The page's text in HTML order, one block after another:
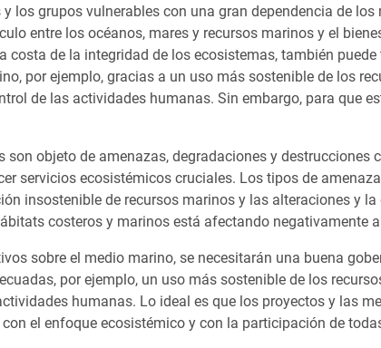
los grupos vulnerables con una gran dependencia de
entre los océanos, mares y recursos marinos y el
costa de la integridad de los ecosistemas, también
por ejemplo, gracias a un uso más sostenible de los
de las actividades humanas. Sin embargo, para que
objeto de amenazas, degradaciones y
servicios ecosistémicos cruciales. Los tipos de
insostenible de recursos marinos y las alteraciones y
costeros y marinos está afectando negativamente
sobre el medio marino, se necesitarán una buena
por ejemplo, un uso más sostenible de los
humanas. Lo ideal es que los proyectos y las
el enfoque ecosistémico y con la participación de